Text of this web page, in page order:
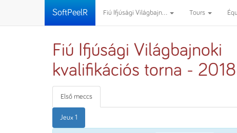
SoftPeelR Fiú Ifjúsági Világbajn... Tours
Fiú Ifjúsági Világbajnoki
kvalifikációs torna - 2018
Első meccs
Jeux 1